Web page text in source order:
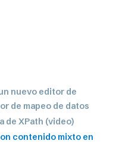
nuevo editor de
de mapeo de datos
de XPath (video)
contenido mixto en